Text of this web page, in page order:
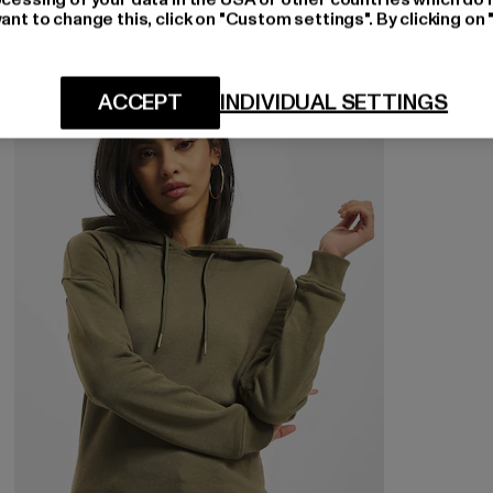
-47%
to change this, click on "Custom settings". By clicking
INDIVIDUAL SETTINGS
ACCEPT